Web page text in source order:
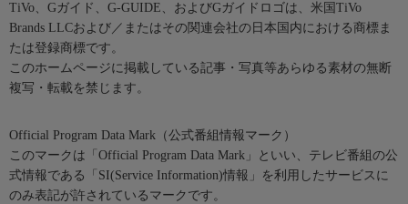
TiVo、Gガイド、G-GUIDE、およびGガイドロゴは、米国TiVo
Brands LLCおよび／またはその関連会社の日本国内における商標ま
たは登録商標です。
このホームページに掲載している記事・写真等あらゆる素材の無断
複写・転載を禁じます。
Official Program Data Mark（公式番組情報マーク）
このマークは「Official Program Data Mark」といい、テレビ番組の公
式情報である「SI(Service Information)情報」を利用したサービスに
のみ表記が許されているマークです。